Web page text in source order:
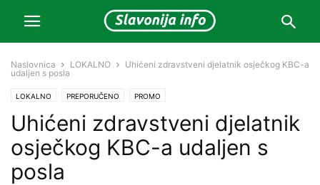
Naslovnica LOKALNO
Uhićeni zdravstveni djelatnik osječkog KBC-a
udaljen s posla
LOKALNO PREPORUČENO PROMO
Uhićeni zdravstveni djelatnik
osječkog KBC-a udaljen s
posla